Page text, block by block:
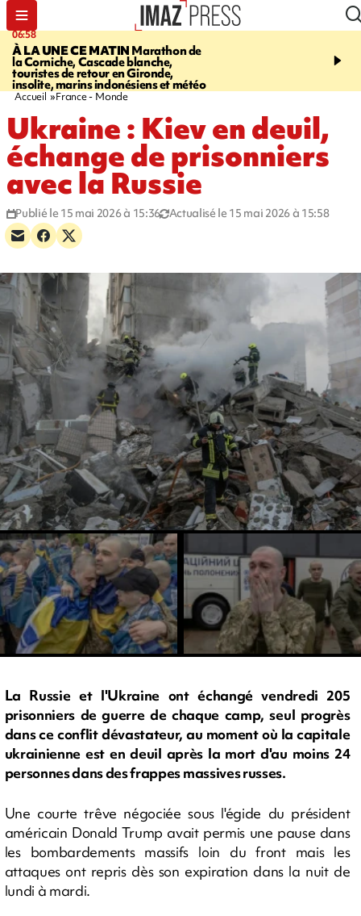
06:58
À LA UNE CE MATIN Marathon de
la Corniche, Cascade blanche,
touristes de retour en Gironde,
insolite, marins indonésiens et météo
09:14
touristes au Porge,
Accueil France - Monde
Ukraine : Kiev en deuil,
échange de prisonniers
avec la Russie
Publié le 15 mai 2026 à 15:36 Actualisé le 15 mai 2026 à 15:58
La Russie et l'Ukraine ont échangé vendredi 205
prisonniers de guerre de chaque camp, seul progrès
dans ce conflit dévastateur, au moment où la capitale
ukrainienne est en deuil après la mort d'au moins 24
personnes dans des frappes massives russes.
Une courte trêve négociée sous l'égide du président
américain Donald Trump avait permis une pause dans
les bombardements massifs loin du front mais les
attaques ont repris dès son expiration dans la nuit de
lundi à mardi.